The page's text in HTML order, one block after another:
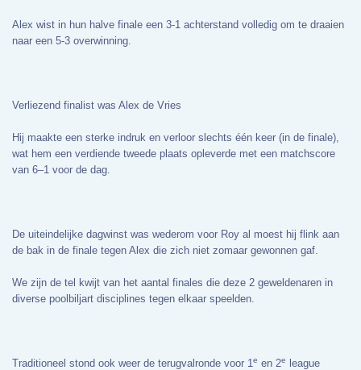
Alex wist in hun halve finale een 3-1 achterstand volledig om te draaien
naar een 5-3 overwinning.
Verliezend finalist was Alex de Vries
Hij maakte een sterke indruk en verloor slechts één keer (in de finale),
wat hem een verdiende tweede plaats opleverde met een matchscore
van 6–1 voor de dag.
De uiteindelijke dagwinst was wederom voor Roy al moest hij flink aan
de bak in de finale tegen Alex die zich niet zomaar gewonnen gaf.
We zijn de tel kwijt van het aantal finales die deze 2 geweldenaren in
diverse poolbiljart disciplines tegen elkaar speelden.
Traditioneel stond ook weer de terugvalronde voor 1e en 2e
league